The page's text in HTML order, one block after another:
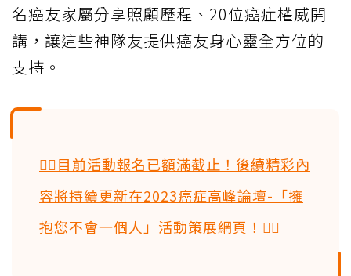
名癌友家屬分享照顧歷程、20位癌症權威開
講，讓這些神隊友提供癌友身心靈全方位的
支持。
👉🏻目前活動報名已額滿截止！後續精彩內
容將持續更新在2023癌症高峰論壇-「擁
抱您不會一個人」活動策展網頁！👈🏻